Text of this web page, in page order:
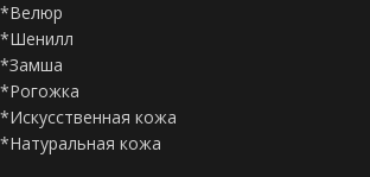
*Велюр
*Шенилл
*Замша
*Рогожка
*Искусственная кожа
*Натуральная кожа